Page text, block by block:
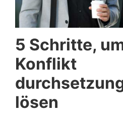
5 Schritte,
Konflikt
lösen